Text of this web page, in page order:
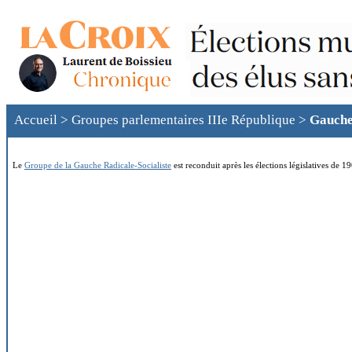
Accueil > Groupes parlementaires IIIe République >
Le Groupe de la Gauche Radicale-Socialiste est reconduit après les élections législatives de